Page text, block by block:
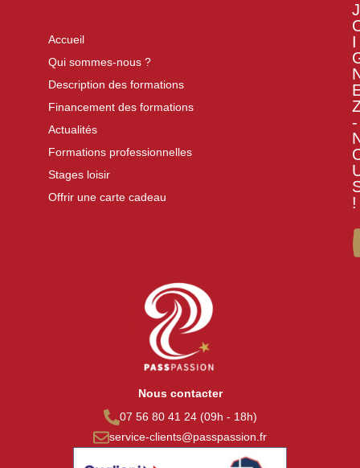
Accueil
Qui sommes-nous ?
Description des formations
Financement des formations
Actualités
Formations professionnelles
Stages loisir
Offrir une carte cadeau
J
I
-
!
Nous contacter
07 56 80 41 24 (09h - 18h)
service-clients@passpassion.fr